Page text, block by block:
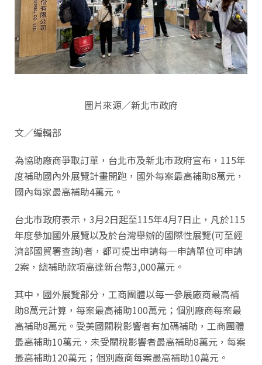
圖片來源／新北市政府
文／編輯部
為協助廠商爭取訂單，台北市及新北市政府宣布，115年
度補助國內外展覽計畫開跑，國外每案最高補助8萬元，
國內每家最高補助4萬元。
台北市政府表示，3月2日起至115年4月7日止，凡於115
年度參加國外展覽以及於台灣舉辦的國際性展覽(可至經
濟部國貿署查詢)者，都可提出申請每一申請單位可申請
2案，總補助款項高達新台幣3,000萬元。
其中，國外展覽部分，工商團體以每一參展廠商最高補
助8萬元計算，每案最高補助100萬元；個別廠商每案最
高補助8萬元。受美國關稅影響者有加碼補助，工商團體
最高補助10萬元，未受關稅影響者最高補助8萬元，每案
最高補助120萬元；個別廠商每案最高補助10萬元。